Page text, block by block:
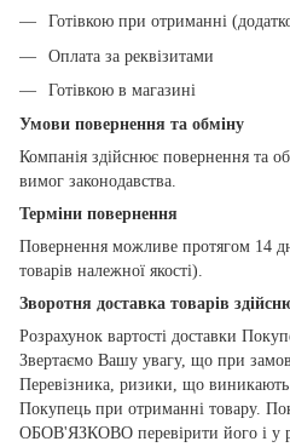
Готівкою при отриманні
Оплата за реквізитами
Готівкою в магазині
Умови повернення та обміну
Компанія здійснює повернення та
вимог законодавства.
Терміни повернення
Повернення можливе протягом 14
товарів належної якості).
Зворотня доставка товарів
Розрахунок вартості доставки
Звертаємо Вашу увагу, що при
Перевізника, ризики, що виникають
Покупець при отриманні товару.
ОБОВ'ЯЗКОВО перевірити його і у